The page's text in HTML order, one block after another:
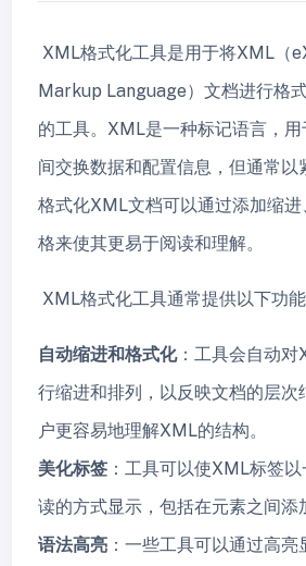
XML格式化工具是用于将XML（
Markup Language）文档进行格
的工具。XML是一种标记语言，
间交换数据和配置信息，但通常以
格式化XML文档可以通过添加缩
格来使其更易于阅读和理解。
XML格式化工具通常提供以下功能
自动缩进和格式化：工具会自动对
行缩进和排列，以反映文档的层次
户更容易地理解XML的结构。
美化标签 ：工具可以使XML标签
读的方式显示，包括在元素之间添
语法高亮 ：一些工具可以通过高